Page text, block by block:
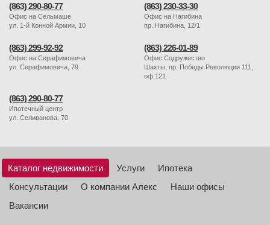
(863) 290-80-77
Офис на Сельмаше
ул. 1-й Конной Армии, 10
(863) 230-33-30
Офис на Нагибина
пр. Нагибина, 12/1
(863) 299-92-92
Офис на Серафимовича
ул. Серафимовича, 79
(863) 226-01-89
Офис Содружество
Шахты, пр. Победы Революции 111,
оф.121
(863) 290-80-77
Ипотечный центр
ул. Селиванова, 70
Каталог недвижимости Услуги
Ипотека
Консультации
О компании Алекс
Наши офисы
Вакансии